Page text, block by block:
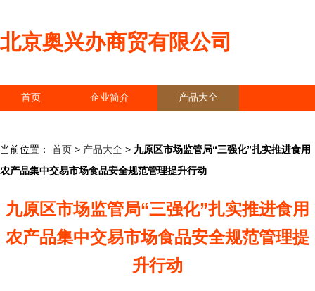
北京奥兴办商贸有限公司
首页 企业简介 产品大全
当前位置： 首页 > 产品大全 > 九原区市场监管局“三强化”扎实推进食用
农产品集中交易市场食品安全规范管理提升行动
九原区市场监管局“三强化”扎实推进食用
农产品集中交易市场食品安全规范管理提
升行动